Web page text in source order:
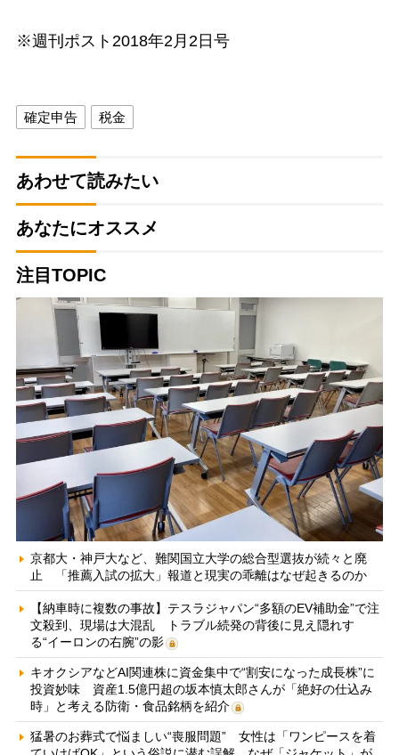
※週刊ポスト2018年2月2日号
確定申告 税金
あわせて読みたい
あなたにオススメ
注目TOPIC
京都大・神戸大など、難関国立大学の総合型選抜が続々と廃
止 「推薦入試の拡大」報道と現実の乖離はなぜ起きるのか
【納車時に複数の事故】テスラジャパン“多額のEV補助金”で注
文殺到、現場は大混乱 トラブル続発の背後に見え隠れす
る“イーロンの右腕”の影
キオクシアなどAI関連株に資金集中で“割安になった成長株”に
投資妙味 資産1.5億円超の坂本慎太郎さんが「絶好の仕込み
時」と考える防衛・食品銘柄を紹介
猛暑のお葬式で悩ましい“喪服問題” 女性は「ワンピースを着